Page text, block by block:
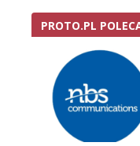
PROTO.PL